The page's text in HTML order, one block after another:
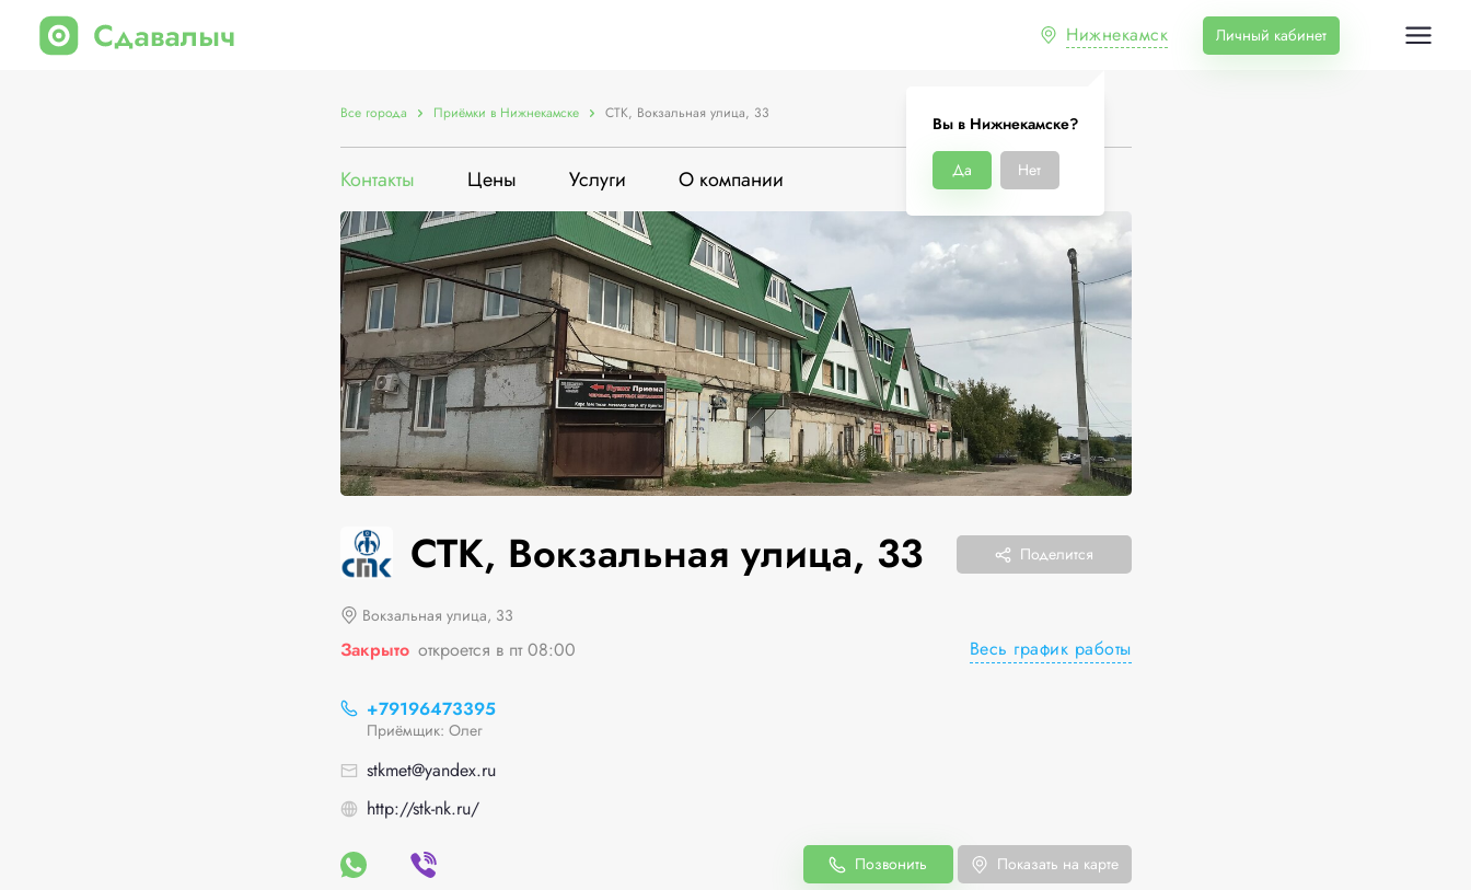
Нижнекамск
Вы в Нижнекамске?
Да Нет
Личный кабинет
Все города Приёмки в Нижнекамске СТК, Вокзальная улица, 33
Контакты Цены Услуги О компании
СТК, Вокзальная улица, 33 Поделится
Вокзальная улица, 33
Закрыто откроется в пт 08:00 Весь график работы
+79196473395
Приёмщик: Олег
stkmet@yandex.ru
http://stk-nk.ru/
Позвонить Показать на карте